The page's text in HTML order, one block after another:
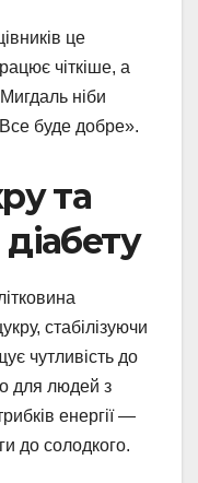
це
чіткіше, а
ніби
буде добре».
та
стабілізуючи
чутливість до
для людей з
енергії —
до солодкого.